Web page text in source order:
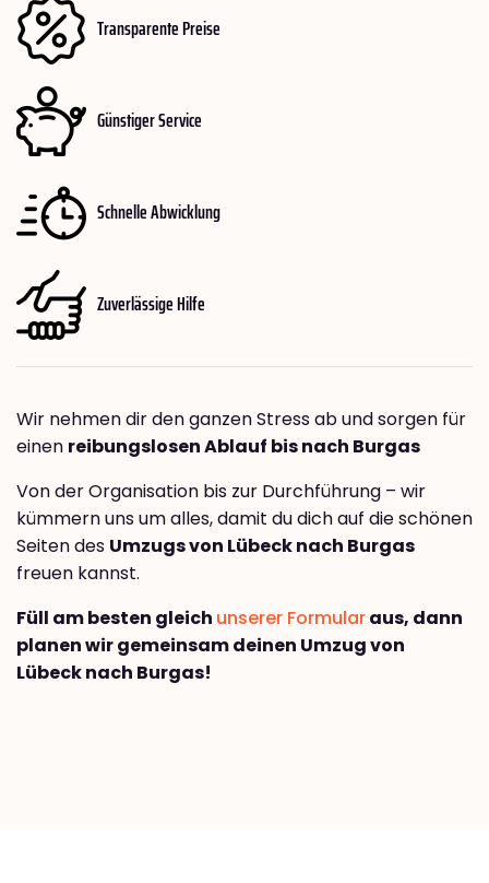
Transparente Preise
Günstiger Service
Schnelle Abwicklung
Zuverlässige Hilfe
Wir nehmen dir den ganzen Stress ab und sorgen für
einen reibungslosen Ablauf bis nach Burgas
Von der Organisation bis zur Durchführung – wir
kümmern uns um alles, damit du dich auf die schönen
Seiten des Umzugs von Lübeck nach Burgas
freuen kannst.
Füll am besten gleich unserer Formularaus, dann
planen wir gemeinsam deinen Umzug von
Lübeck nach Burgas!